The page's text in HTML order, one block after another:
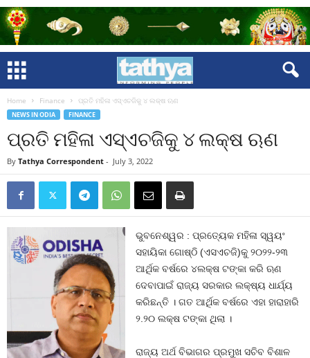
Home Finance ପ୍ରତି ମହିଳା ଏସ୍‍ଏଚଜିକୁ ୪ ଲକ୍ଷ ଋଣ
NEWS IN ODIA FINANCE
ପ୍ରତି ମହିଳା ଏସ୍‍ଏଚଜିକୁ ୪ ଲକ୍ଷ ଋଣ
By Tathya Correspondent - July 3, 2022
ଭୁବନେଶ୍ୱର : ପ୍ରତ୍ୟେକ ମହିଳା ସ୍ୱୟଂ
ସହାୟିକା ଗୋଷ୍ଠି (ଏସଏଚଜି)କୁ ୨୦୨୨-୨୩
ଆର୍ଥିକ ବର୍ଷରେ ୪ଲକ୍ଷ ଟଙ୍କା କରି ଋଣ
ଦେବାପାଇଁ ରାଜ୍ୟ ସରକାର ଲକ୍ଷ୍ୟ ଧାର୍ଯ୍ୟ
କରିଛନ୍ତି । ଗତ ଆର୍ଥିକ ବର୍ଷରେ ଏହା ହାରାହାରି
୨.୨୦ ଲକ୍ଷ ଟଙ୍କା ଥିଲା ।
ରାଜ୍ୟ ଅର୍ଥ ବିଭାଗର ପ୍ରମୁଖ ସଚିବ ବିଶାଳ